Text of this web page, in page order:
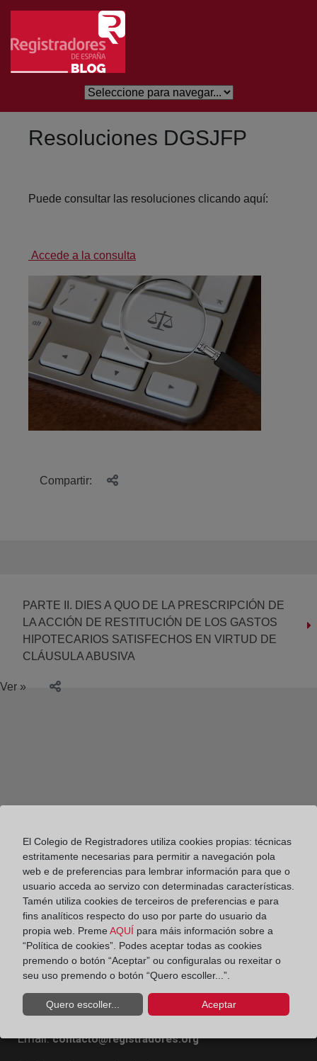
Skip to Main Content
Resoluciones DGSJFP
Puede consultar las resoluciones clicando aquí:
Accede a la consulta
Compartir:
PARTE II. DIES A QUO DE LA PRESCRIPCIÓN DE
LA ACCIÓN DE RESTITUCIÓN DE LOS GASTOS
HIPOTECARIOS SATISFECHOS EN VIRTUD DE
CLÁUSULA ABUSIVA
Ver »
Colegio de Registradores
Diego de León, 21. 28006 Madrid
Teléfono:91 270 16 99
Fax:91 564 11 59
Email:contacto@registradores.org
El Colegio de Registradores utiliza cookies propias: técnicas
estritamente necesarias para permitir a navegación pola
web e de preferencias para lembrar información para que o
usuario acceda ao servizo con determinadas características.
Tamén utiliza cookies de terceiros de preferencias e para
fins analíticos respecto do uso por parte do usuario da
propia web. Preme AQUÍ para máis información sobre a
“Política de cookies”. Podes aceptar todas as cookies
premendo o botón “Aceptar” ou configuralas ou rexeitar o
seu uso premendo o botón “Quero escoller...”.
Quero escoller... Aceptar